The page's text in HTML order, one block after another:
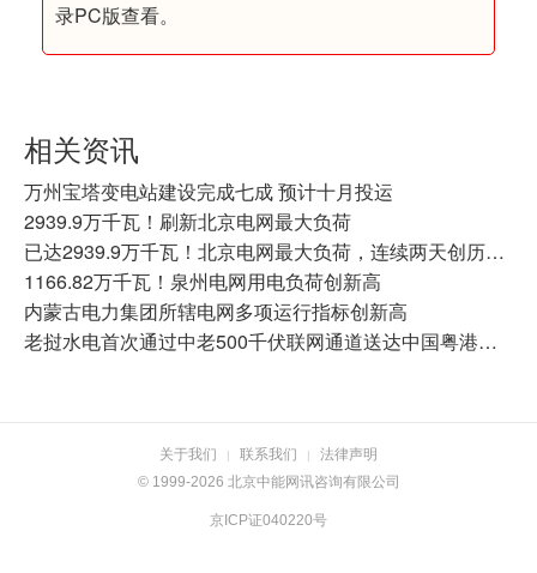
录PC版查看。
相关资讯
万州宝塔变电站建设完成七成 预计十月投运
2939.9万千瓦！刷新北京电网最大负荷
已达2939.9万千瓦！北京电网最大负荷，连续两天创历史新高
1166.82万千瓦！泉州电网用电负荷创新高
内蒙古电力集团所辖电网多项运行指标创新高
老挝水电首次通过中老500千伏联网通道送达中国粤港澳大湾区
关于我们 | 联系我们 |
法律声明
© 1999-2026 北京中能网讯咨询有限公司
京ICP证040220号